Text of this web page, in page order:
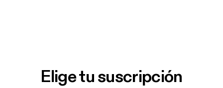
Elige tu suscripción